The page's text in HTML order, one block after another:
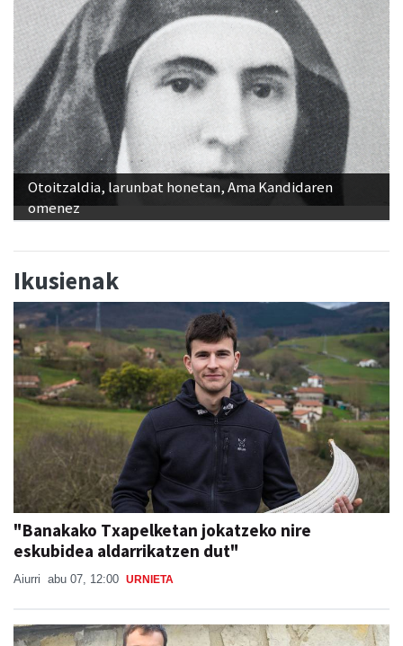
Otoitzaldia, larunbat honetan, Ama Kandidaren
omenez
Ikusienak
"Banakako Txapelketan jokatzeko nire
eskubidea aldarrikatzen dut"
Aiurri abu 07, 12:00 URNIETA